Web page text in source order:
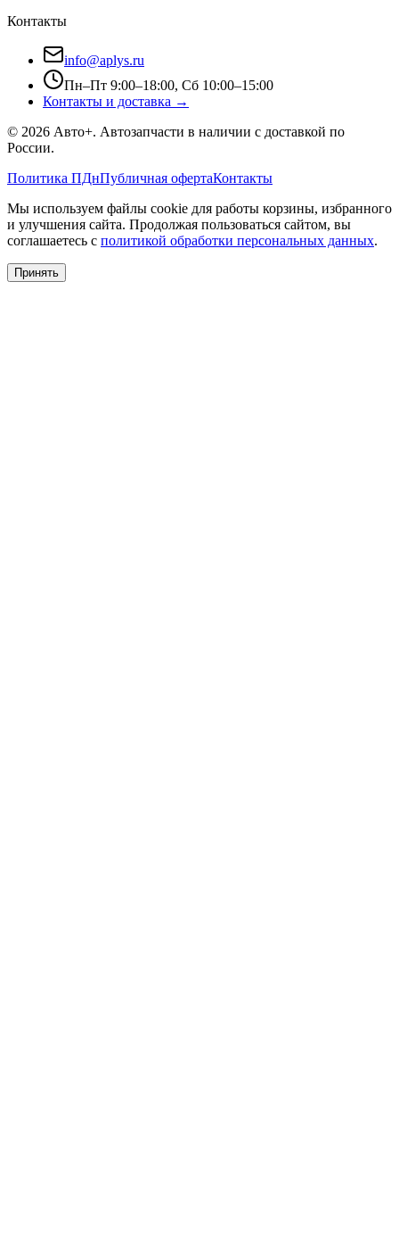
Контакты
info@aplys.ru
Пн–Пт 9:00–18:00, Сб 10:00–15:00
Контакты и доставка →
© 2026 Авто+. Автозапчасти в наличии с доставкой по
России.
Политика ПДнПубличная офертаКонтакты
Мы используем файлы cookie для работы корзины, избранного
и улучшения сайта. Продолжая пользоваться сайтом, вы
соглашаетесь с политикой обработки персональных данных.
Принять